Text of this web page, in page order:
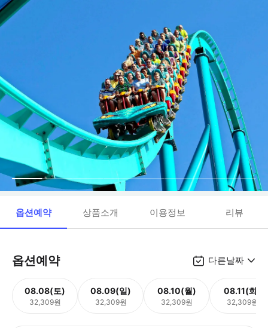
옵션예약 상품소개 이용정보 리뷰
옵션예약 다른날짜
08.08(토)
32,309원
08.09(일)
32,309원
08.10(월)
32,309원
08.11(화)
32,309원